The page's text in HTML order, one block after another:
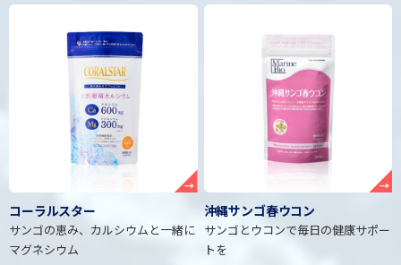
→
コーラルスター
サンゴの恵み、カルシウムと一緒に
マグネシウム
→
沖縄サンゴ春ウコン
サンゴとウコンで毎日の健康サポー
トを